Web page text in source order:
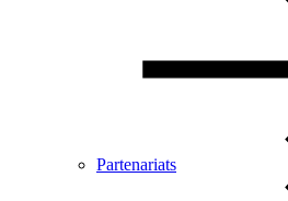
Partenariats